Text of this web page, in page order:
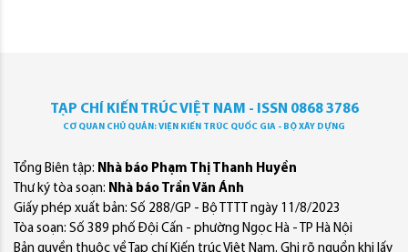
TẠP CHÍ KIẾN TRÚC VIỆT NAM - ISSN 0868 3786
CƠ QUAN CHỦ QUẢN: VIỆN KIẾN TRÚC QUỐC GIA - BỘ XÂY DỰNG
Tổng Biên tập: Nhà báo Phạm Thị Thanh Huyền
Thư ký tòa soạn: Nhà báo Trần Văn Ánh
Giấy phép xuất bản: Số 288/GP - Bộ TTTT ngày 11/8/2023
Tòa soạn: Số 389 phố Đội Cấn - phường Ngọc Hà - TP Hà Nội
Bản quyền thuộc về Tạp chí Kiến trúc Việt Nam. Ghi rõ nguồn khi lấy